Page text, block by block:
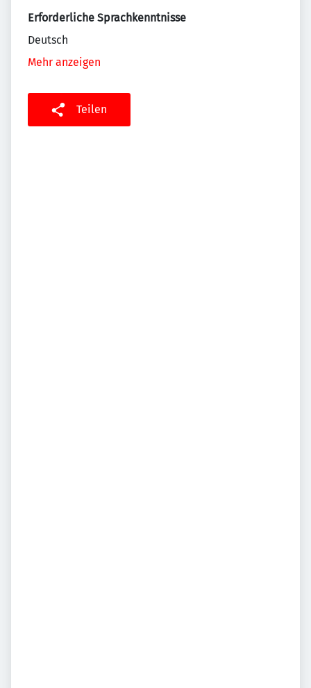
Erforderliche Sprachkenntnisse
Deutsch
Mehr anzeigen
Teilen